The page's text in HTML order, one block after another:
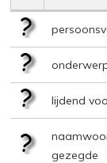
lijdend
gezegde